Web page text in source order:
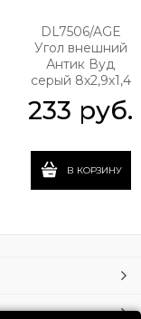
DL7506/AGE
Угол внешний
Антик Вуд
серый 8х2,9х1,4
233 руб.
В КОРЗИНУ